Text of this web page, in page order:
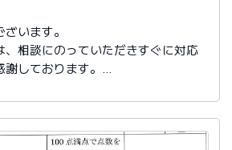
います。
、相談にのっていただきすぐに対応
しております。